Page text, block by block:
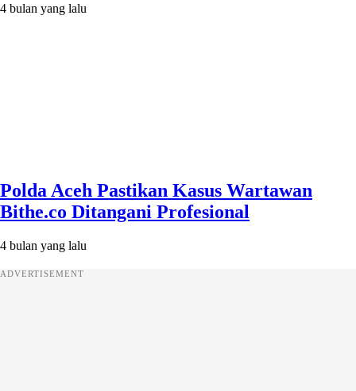
4 bulan yang lalu
Polda Aceh Pastikan Kasus Wartawan
Bithe.co Ditangani Profesional
4 bulan yang lalu
ADVERTISEMENT